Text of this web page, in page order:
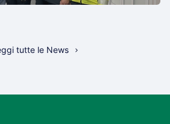
tutte le News